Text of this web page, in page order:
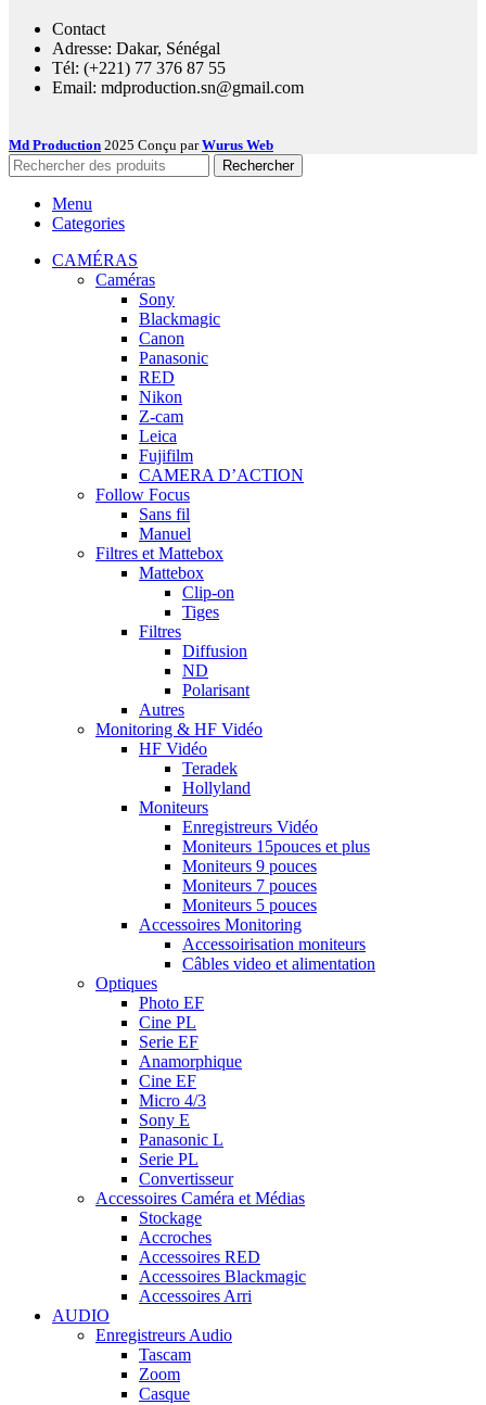
Contact
Adresse: Dakar, Sénégal
Tél: (+221) 77 376 87 55
Email: mdproduction.sn@gmail.com
Md Production 2025 Conçu parWurus Web
Rechercher
Menu
Categories
CAMÉRAS
Caméras
Sony
Blackmagic
Canon
Panasonic
RED
Nikon
Z-cam
Leica
Fujifilm
CAMERA D’ACTION
Follow Focus
Sans fil
Manuel
Filtres et Mattebox
Mattebox
Clip-on
Tiges
Filtres
Diffusion
ND
Polarisant
Autres
Monitoring & HF Vidéo
HF Vidéo
Teradek
Hollyland
Moniteurs
Enregistreurs Vidéo
Moniteurs 15pouces et plus
Moniteurs 9 pouces
Moniteurs 7 pouces
Moniteurs 5 pouces
Accessoires Monitoring
Accessoirisation moniteurs
Câbles video et alimentation
Optiques
Photo EF
Cine PL
Serie EF
Anamorphique
Cine EF
Micro 4/3
Sony E
Panasonic L
Serie PL
Convertisseur
Accessoires Caméra et Médias
Stockage
Accroches
Accessoires RED
Accessoires Blackmagic
Accessoires Arri
AUDIO
Enregistreurs Audio
Tascam
Zoom
Casque